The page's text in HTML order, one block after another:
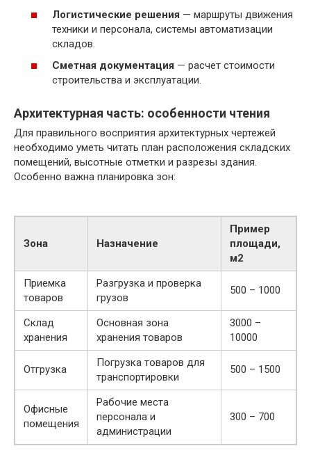
Логистические решения — маршруты движения
техники и персонала, системы автоматизации
складов.
Сметная документация — расчет стоимости
строительства и эксплуатации.
Архитектурная часть: особенности чтения
Для правильного восприятия архитектурных чертежей
необходимо уметь читать план расположения складских
помещений, высотные отметки и разрезы здания.
Особенно важна планировка зон:
Зона Назначение
Пример
площади,
м2
Приемка
товаров
Разгрузка и проверка
грузов
500 – 1000
Склад
хранения
Основная зона
хранения товаров
3000 –
10000
Отгрузка
Погрузка товаров для
транспортировки
500 – 1500
Офисные
помещения
Рабочие места
персонала и
администрации
300 – 700